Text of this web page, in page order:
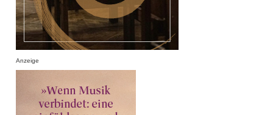
Anzeige